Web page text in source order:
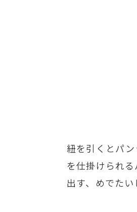
紐を引くとパ
を仕掛けられ
出す、めでたい